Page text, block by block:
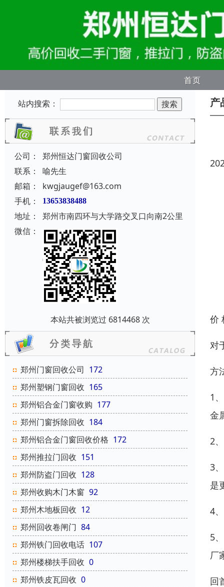
首页
站内搜索：
公司：
郑州恒达门窗回收公司
联系：
喻先生
邮箱：
kwgjaugef@163.com
手机：
13653838488
地址：
郑州市南四环与大学路交叉口向南2公里
微信：
本站共被浏览过 6814468 次
郑州门窗回收公司 172
郑州塑钢门窗回收 165
郑州铝合金门窗收购 177
郑州门窗拆除回收 184
郑州铝合金门窗回收价格 172
郑州推拉门回收 151
郑州防盗门回收 128
郑州收购木门木窗 92
郑州木地板回收 12
郑州回收卷闸门 84
郑州铁门回收电话 107
郑州楼梯扶手回收 0
郑州铁皮瓦回收 0
产
价
对
方
1
金
2
3
是
4
5
厂
回